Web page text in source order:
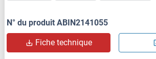
N° du produit ABIN2141055
Fiche technique